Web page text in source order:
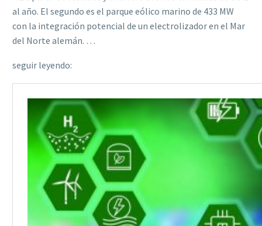
al año. El segundo es el parque eólico marino de 433 MW
con la integración potencial de un electrolizador en el Mar
del Norte alemán. …
seguir leyendo: